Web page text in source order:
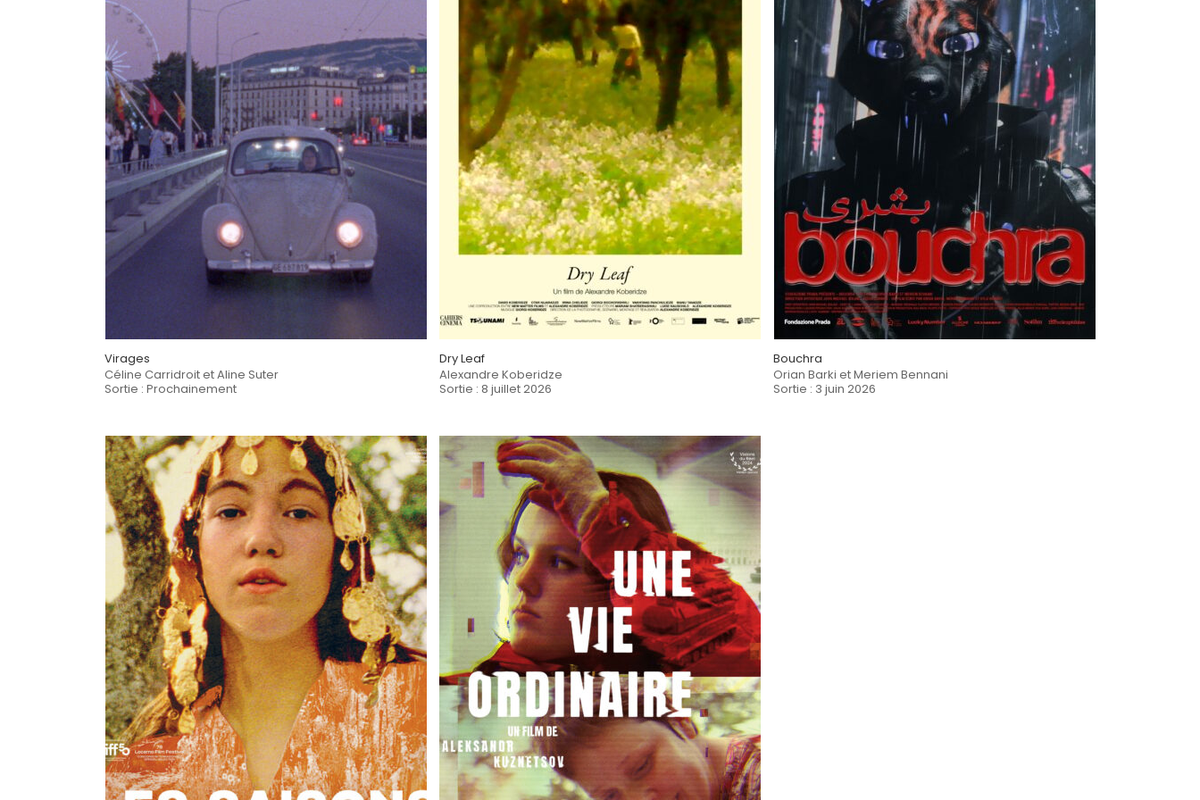
Virages
Céline Carridroit et Aline Suter
Sortie : Prochainement
spéciale du jury
Entrevues de Belfort 2025
Compétition internationale
Dry Leaf
Alexandre Koberidze
Sortie : 8 juillet 2026
Bordeaux 2025– Grand Prix, compétition
internationale
Festival International de La Roche sur
Yon 2025
– Prix Nouvelles Vagues
Chéries Chéris 2025– Prix du jury,
compétition longs métrages
Entrevues Belfort 2025
– Prix Ciné+ OCS
Premiers Plans Angers 2026 –
Compétition longs métrages européens
Bouchra
Orian Barki et Meriem Bennani
Sortie : 3 juin 2026
Entremêlant témoignages de travailleurs
agricoles et extraits de carnets de terrain d’un
couple d’archéologues, images d’archives
amateurs et dessins scientifiques,…
Festival de Locarno 2025– Concorso
Internazionale
Festival de La Roche sur Yon 2025–
Compétition Nouvelles Vagues
Festival Cinéma Méditerranée
Montpellier (CINEMED) 2025–
Compétition documentaires
FIPADOC de Biarritz 2026– Focus
Espagne et Portugal
À leur sortie du centre psychiatrique où elles
avaient été injustement placées, Katia et Iulia,
deux jeunes femmes russes, accèdent…
Visions du Réel 2024, Compétition
nationale (Suisse) –Mention spéciale du
États généraux du film documentaire de
Lussas 2024
Cinéma du Réel 2023, Paris DOC Work in
Progress